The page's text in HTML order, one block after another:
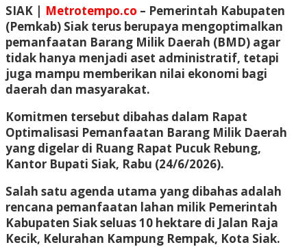
SIAK | Metrotempo.co – Pemerintah Kabupaten
(Pemkab) Siak terus berupaya mengoptimalkan
pemanfaatan Barang Milik Daerah (BMD) agar
tidak hanya menjadi aset administratif, tetapi
juga mampu memberikan nilai ekonomi bagi
daerah dan masyarakat.
Komitmen tersebut dibahas dalam Rapat
Optimalisasi Pemanfaatan Barang Milik Daerah
yang digelar di Ruang Rapat Pucuk Rebung,
Kantor Bupati Siak, Rabu (24/6/2026).
Salah satu agenda utama yang dibahas adalah
rencana pemanfaatan lahan milik Pemerintah
Kabupaten Siak seluas 10 hektare di Jalan Raja
Kecik, Kelurahan Kampung Rempak, Kota Siak.